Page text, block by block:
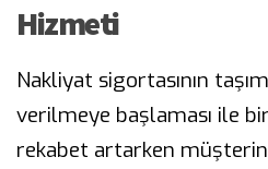
Hizmeti
Nakliyat sigortasının
verilmeye başlaması ile
rekabet artarken